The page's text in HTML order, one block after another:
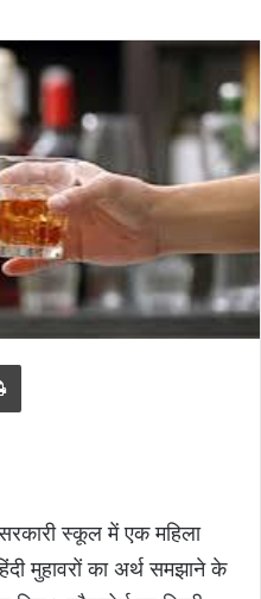
Print
स्कूल में एक महिला
मुहावरों का अर्थ समझाने के